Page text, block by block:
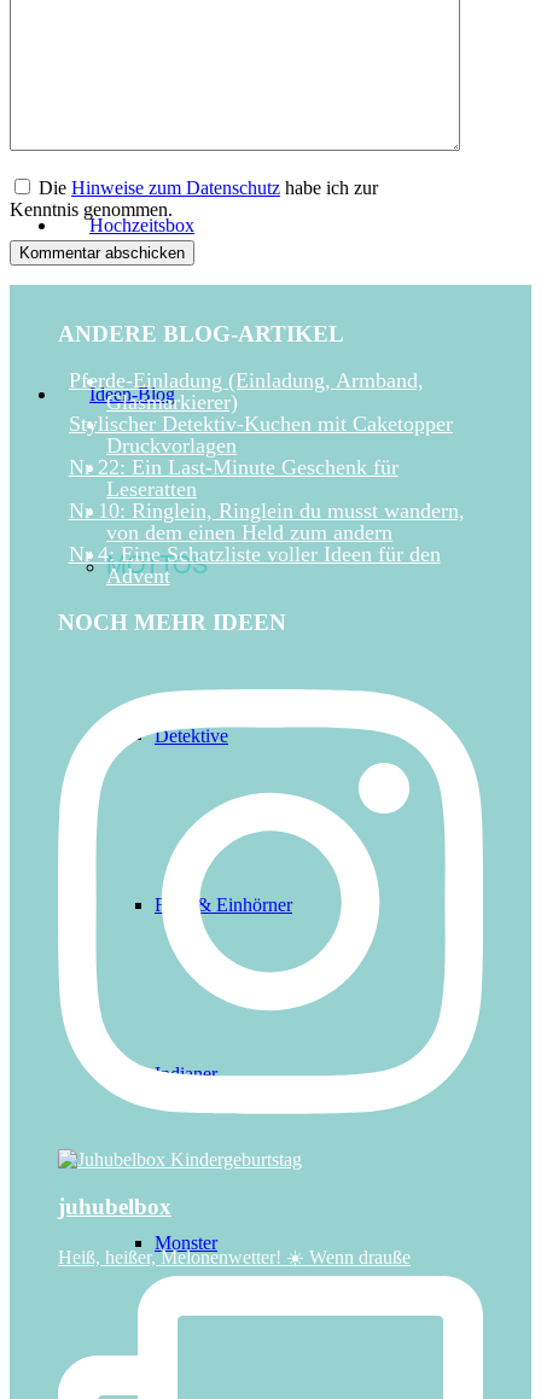
Hochzeitsbox
Ideen-Blog
MOTTOS
Detektive
Feen & Einhörner
Indianer
Monster
Die Hinweise zum Datenschutz habe ich zur
Kenntnis genommen.
ANDERE BLOG-ARTIKEL
Pferde-Einladung (Einladung, Armband,
Glasmarkierer)
Stylischer Detektiv-Kuchen mit Caketopper
Druckvorlagen
Nr 22: Ein Last-Minute Geschenk für
Leseratten
Nr 10: Ringlein, Ringlein du musst wandern,
von dem einen Held zum andern
Nr 4: Eine Schatzliste voller Ideen für den
Advent
NOCH MEHR IDEEN
juhubelbox
Heiß, heißer, Melonenwetter! ☀️ Wenn drauße